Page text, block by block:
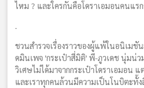
ไหม ? และใครกันคือโดราเอมอนคนแร
.
ชวนสำรวจเรื่องราวของผู้แพ้ในอนิเมชั
ดมินเพจ 'กระเป๋าสี่มิติ' พี-ภูวเดช นุ่มน่ว
วิเศษไม่ได้มาจากกระเป๋าโดราเอมอน
และเราทุกคนล้วนมีความเป็นโนบิตะทั้